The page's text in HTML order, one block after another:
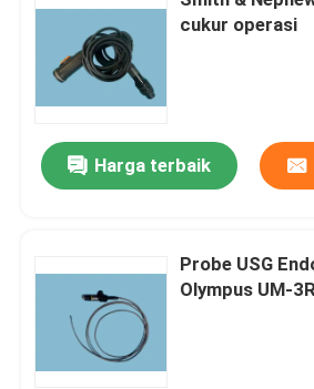
Produk
Video
cukur operasi
Harga terbaik
Probe USG
Olympus UM-